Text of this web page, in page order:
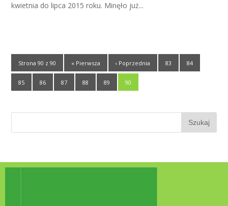
kwietnia do lipca 2015 roku. Minęło już...
Strona 90 z 90 « Pierwsza ‹ Poprzednia 83 84
85 86 87 88 89 90